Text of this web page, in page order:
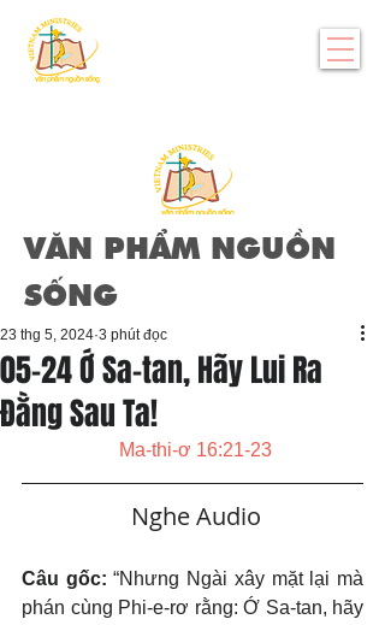
VĂN PHẨM NGUỒN
SỐNG
05-24 Ớ Sa-tan, Hãy Lui Ra
Đằng Sau Ta!
23 thg 5, 2024 3 phút đọc
Ma-thi-ơ 16:21-23
   Nghe Audio
Câu gốc: “Nhưng Ngài xây mặt lại mà
phán cùng Phi-e-rơ rằng: Ớ Sa-tan, hãy